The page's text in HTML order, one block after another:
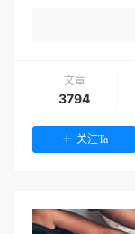
文章
3794
关注Ta